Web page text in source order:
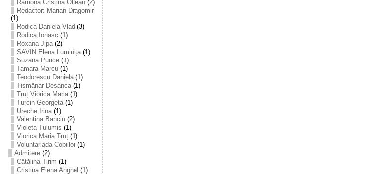
Ramona Cristina Oltean(2)
Redactor: Marian Dragomir
(1)
Rodica Daniela Vlad (3)
Rodica Ionașc (1)
Roxana Jipa(2)
SAVIN Elena Luminița(1)
Suzana Purice(1)
Tamara Marcu(1)
Teodorescu Daniela(1)
Tismănar Desanca(1)
Truț Viorica Maria(1)
Turcin Georgeta(1)
Ureche Irina(1)
Valentina Banciu(2)
Violeta Tulumis (1)
Viorica Maria Truț(1)
Voluntariada Copiilor(1)
Admitere(2)
Cătălina Tirim (1)
Cristina Elena Anghel (1)